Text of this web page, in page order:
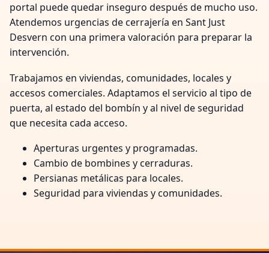
portal puede quedar inseguro después de mucho uso.
Atendemos urgencias de cerrajería en Sant Just
Desvern con una primera valoración para preparar la
intervención.
Trabajamos en viviendas, comunidades, locales y
accesos comerciales. Adaptamos el servicio al tipo de
puerta, al estado del bombín y al nivel de seguridad
que necesita cada acceso.
Aperturas urgentes y programadas.
Cambio de bombines y cerraduras.
Persianas metálicas para locales.
Seguridad para viviendas y comunidades.